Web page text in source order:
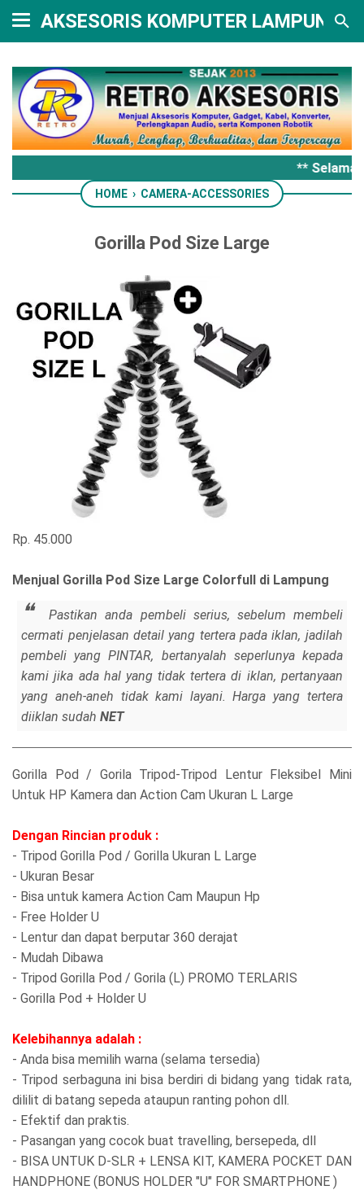
AKSESORIS KOMPUTER LAMPUNG
**
HOME › CAMERA-ACCESSORIES
Gorilla Pod Size Large
Rp. 45.000
Menjual Gorilla Pod Size Large Colorfull di Lampung
Pastikan anda pembeli serius, sebelum membeli
cermati penjelasan detail yang tertera pada iklan, jadilah
pembeli yang PINTAR, bertanyalah seperlunya kepada
kami jika ada hal yang tidak tertera di iklan, pertanyaan
yang aneh-aneh tidak kami layani. Harga yang tertera
diiklan sudahNET
Gorilla Pod / Gorila Tripod-Tripod Lentur Fleksibel Mini
Untuk HP Kamera dan Action Cam Ukuran L Large
Dengan Rincian produk :
- Tripod Gorilla Pod / Gorilla Ukuran L Large
- Ukuran Besar
- Bisa untuk kamera Action Cam Maupun Hp
- Free Holder U
- Lentur dan dapat berputar 360 derajat
- Mudah Dibawa
- Tripod Gorilla Pod / Gorila (L) PROMO TERLARIS
- Gorilla Pod + Holder U
Kelebihannya adalah :
- Anda bisa memilih warna (selama tersedia)
- Tripod serbaguna ini bisa berdiri di bidang yang tidak rata,
dililit di batang sepeda ataupun ranting pohon dll.
- Efektif dan praktis.
- Pasangan yang cocok buat travelling, bersepeda, dll
- BISA UNTUK D-SLR + LENSA KIT, KAMERA POCKET DAN
HANDPHONE (BONUS HOLDER "U" FOR SMARTPHONE )